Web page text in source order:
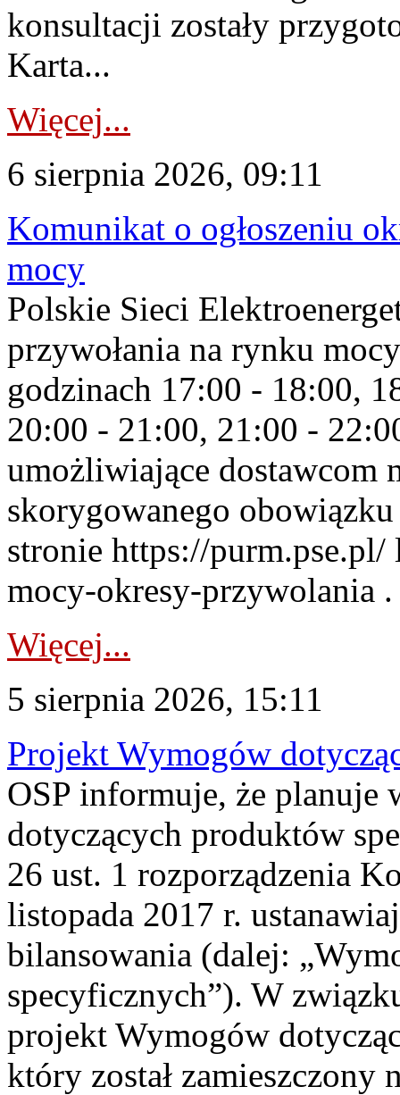
konsultacji zostały
Karta...
Więcej...
6 sierpnia 2026, 09:11
Komunikat o ogłoszeniu
mocy
Polskie Sieci
przywołania na rynku
godzinach 17:00 - 18:00,
20:00 - 21:00, 21:00 -
umożliwiające dostawcom
skorygowanego
stronie https://
mocy-okresy-przywolania
Więcej...
5 sierpnia 2026, 15:11
Projekt Wymogów
OSP informuje, że planuje
dotyczących produktów
26 ust. 1 rozporządzenia
listopada 2017 r.
bilansowania (dalej:
specyficznych”). W
projekt Wymogów
który został zamieszczony